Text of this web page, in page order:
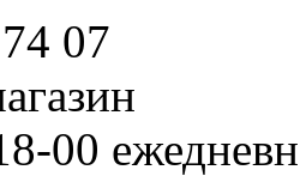
07
00